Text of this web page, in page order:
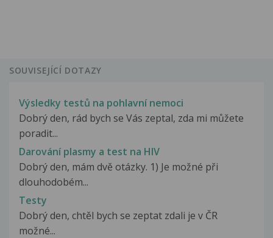
SOUVISEJÍCÍ DOTAZY
Výsledky testů na pohlavní nemoci
Dobrý den, rád bych se Vás zeptal, zda mi můžete
poradit...
Darování plasmy a test na HIV
Dobrý den, mám dvě otázky. 1) Je možné při
dlouhodobém...
Testy
Dobrý den, chtěl bych se zeptat zdali je v ČR
možné...